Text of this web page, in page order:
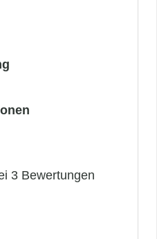
3 Bewertungen